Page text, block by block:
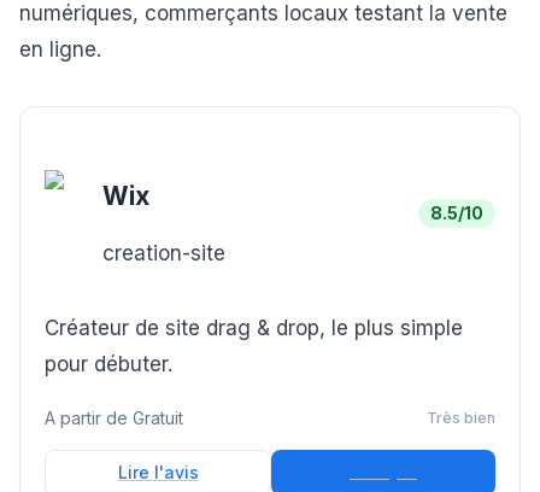
numériques, commerçants locaux testant la vente
en ligne.
Wix
creation-site
8.5/10
Créateur de site drag & drop, le plus simple
pour débuter.
A partir de Gratuit Très bien
Lire l'avis